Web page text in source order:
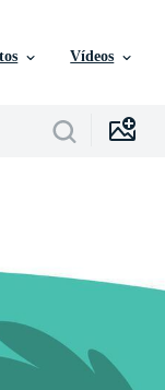
Vídeos